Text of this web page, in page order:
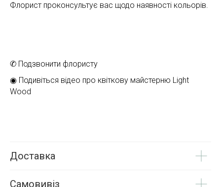
Флорист проконсультує вас щодо наявності кольорів.
✆ Подзвонити флористу
◉ Подивіться відео про квіткову майстерню Light
Wood
Доставка
Самовивіз